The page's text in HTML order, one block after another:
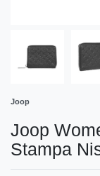
Joop
Joop
Stampa